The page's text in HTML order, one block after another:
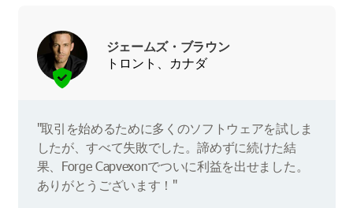
ジェームズ・ブラウン
トロント、カナダ
"取引を始めるために多くのソフトウェアを試しま
したが、すべて失敗でした。諦めずに続けた結
果、Forge Capvexonでついに利益を出せました。
ありがとうございます！"